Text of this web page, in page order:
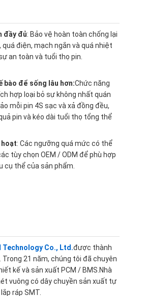
đầy đủ: Bảo vệ hoàn toàn chống lại
quá điện, mạch ngắn và quá nhiệt
an toàn và tuổi thọ pin.
bào để sống lâu hơn:Chức năng
hợp loại bỏ sự không nhất quán
mỗi pin 4S sạc và xả đồng đều,
pin và kéo dài tuổi thọ tổng thể
hoạt: Các ngưỡng quá mức có thể
tùy chọn OEM / ODM để phù hợp
cụ thể của sản phẩm.
Technology Co., Ltd.được thành
Trong 21 năm, chúng tôi đã chuyên
kế và sản xuất PCM / BMS.Nhà
vuông có dây chuyền sản xuất tự
ráp SMT.